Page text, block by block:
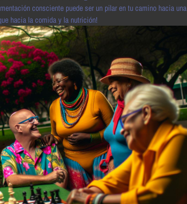
consciente puede ser un pilar en tu camino hacia una
hacia la comida y la nutrición!